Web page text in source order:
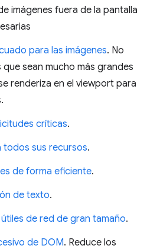
imágenes fuera de la pantalla
para las imágenes. No
sean mucho más grandes
renderiza en el viewport para
críticas.
todos sus recursos.
de forma eficiente.
de texto.
de red de gran tamaño.
de DOM. Reduce los